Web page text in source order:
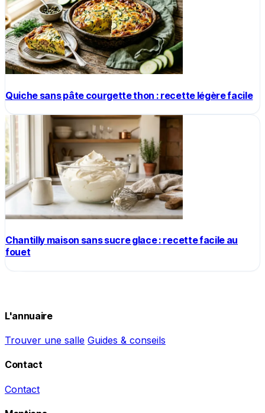
Quiche sans pâte courgette thon : recette légère facile
Chantilly maison sans sucre glace : recette facile au
fouet
L'annuaire
Trouver une salle Guides & conseils
Contact
Contact